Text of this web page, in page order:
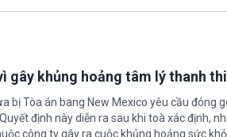
gây khủng hoảng tâm lý thanh
bị Tòa án bang New Mexico yêu cầu đóng
định này diễn ra sau khi toà xác định,
công ty gây ra cuộc khủng hoảng sức